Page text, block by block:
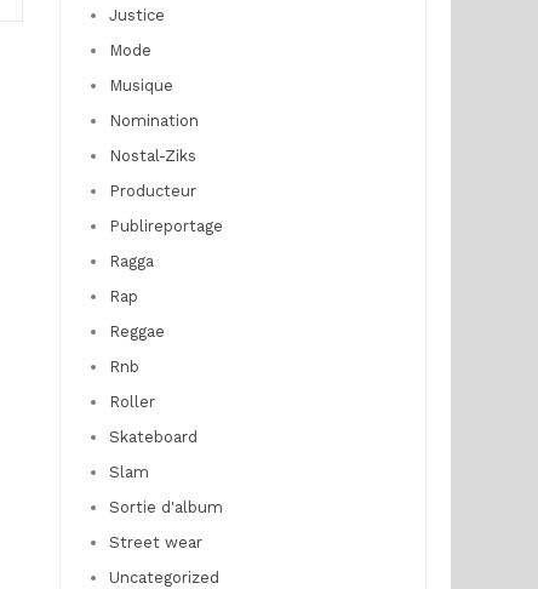
Justice
Mode
Musique
Nomination
Nostal-Ziks
Producteur
Publireportage
Ragga
Rap
Reggae
Rnb
Roller
Skateboard
Slam
Sortie d'album
Street wear
Uncategorized